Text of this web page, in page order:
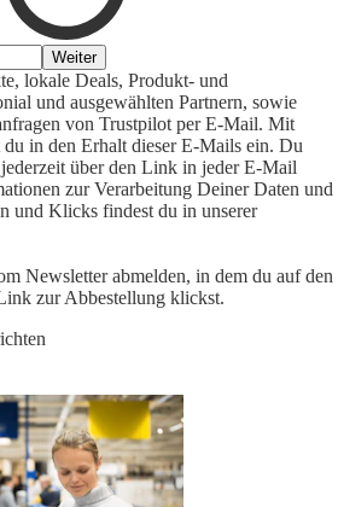
Weiter
lokale Deals, Produkt- und
und ausgewählten Partnern, sowie
von Trustpilot per E-Mail. Mit
in den Erhalt dieser E-Mails ein. Du
über den Link in jeder E-Mail
zur Verarbeitung Deiner Daten und
und Klicks findest du in unserer
Newsletter abmelden, in dem du auf den
zur Abbestellung klickst.